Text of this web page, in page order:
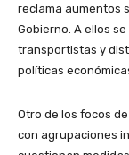
reclama aumentos
Gobierno. A ellos
transportistas y
políticas
Otro de los focos
con agrupaciones